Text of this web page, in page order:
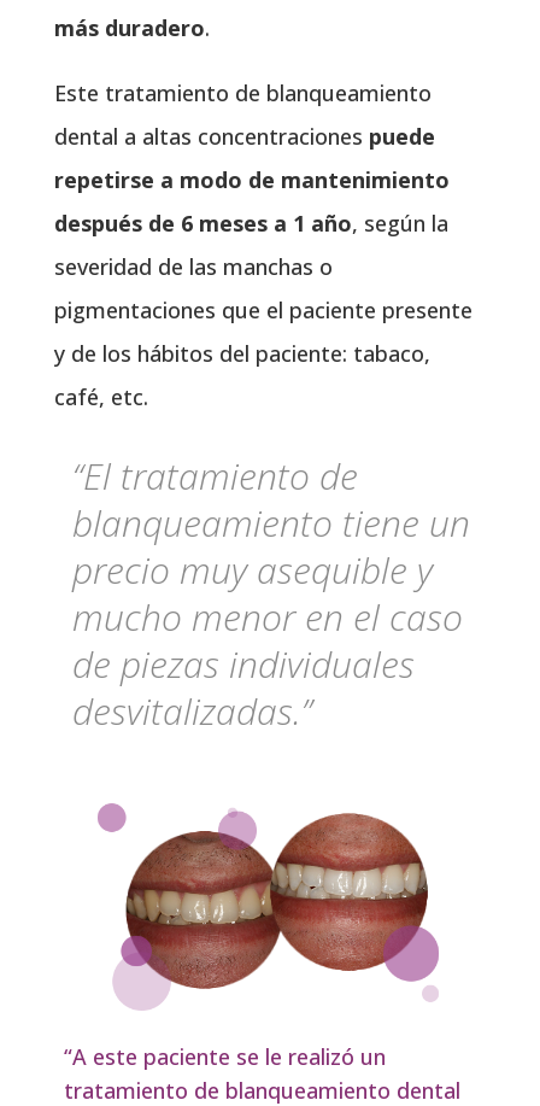
más duradero.
Este tratamiento de blanqueamiento
dental a altas concentraciones puede
repetirse a modo de mantenimiento
después de 6 meses a 1 año, según la
severidad de las manchas o
pigmentaciones que el paciente presente
y de los hábitos del paciente: tabaco,
café, etc.
“El tratamiento de
blanqueamiento tiene un
precio muy asequible y
mucho menor en el caso
de piezas individuales
desvitalizadas.”
“A este paciente se le realizó un
tratamiento de blanqueamiento dental